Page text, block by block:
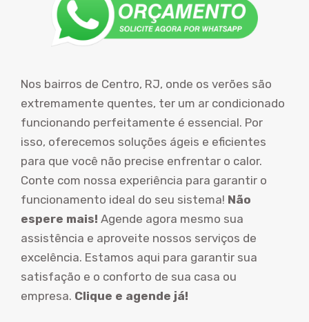
Nos bairros de Centro, RJ, onde os verões são
extremamente quentes, ter um ar condicionado
funcionando perfeitamente é essencial. Por
isso, oferecemos soluções ágeis e eficientes
para que você não precise enfrentar o calor.
Conte com nossa experiência para garantir o
funcionamento ideal do seu sistema! Não
espere mais! Agende agora mesmo sua
assistência e aproveite nossos serviços de
excelência. Estamos aqui para garantir sua
satisfação e o conforto de sua casa ou
empresa. Clique e agende já!